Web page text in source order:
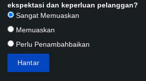
ekspektasi dan keperluan pelanggan?
Sangat Memuaskan
Memuaskan
Perlu Penambahbaikan